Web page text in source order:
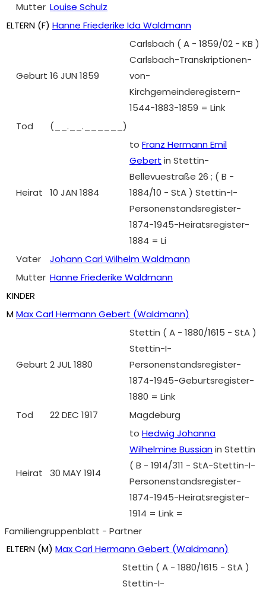
Mutter Louise Schulz
ELTERN (F) Hanne Friederike Ida Waldmann
Geburt 16 JUN 1859
Carlsbach ( A - 1859/02 - KB )
Carlsbach-Transkriptionen-
von-
Kirchgemeinderegistern-
1544-1883-1859 = Link
Tod
(__.__.______)
Heirat 10 JAN 1884
to Franz Hermann Emil
Gebert in Stettin-
Bellevuestraße 26 ; ( B -
1884/10 - StA ) Stettin-I-
Personenstandsregister-
1874-1945-Heiratsregister-
1884 = Li
Vater
Johann Carl Wilhelm Waldmann
Mutter Hanne Friederike Waldmann
KINDER
MMax Carl Hermann Gebert (Waldmann)
Geburt 2 JUL 1880
Stettin ( A - 1880/1615 - StA )
Stettin-I-
Personenstandsregister-
1874-1945-Geburtsregister-
1880 = Link
Tod
22 DEC 1917 Magdeburg
Heirat 30 MAY 1914
to Hedwig Johanna
Wilhelmine Bussianin Stettin
( B - 1914/311 - StA-Stettin-I-
Personenstandsregister-
1874-1945-Heiratsregister-
1914 = Link =
Familiengruppenblatt - Partner
ELTERN (M) Max Carl Hermann Gebert (Waldmann)
Stettin ( A - 1880/1615 - StA )
Stettin-I-